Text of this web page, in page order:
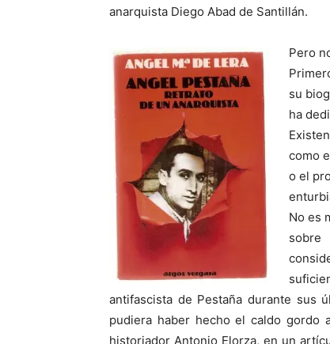
anarquista Diego Abad de Santillán.
Pero
su
ha
como
o el
No es
sobre
antifascista de Pestaña durante sus
pudiera haber hecho el caldo gordo
historiador Antonio Elorza, en un